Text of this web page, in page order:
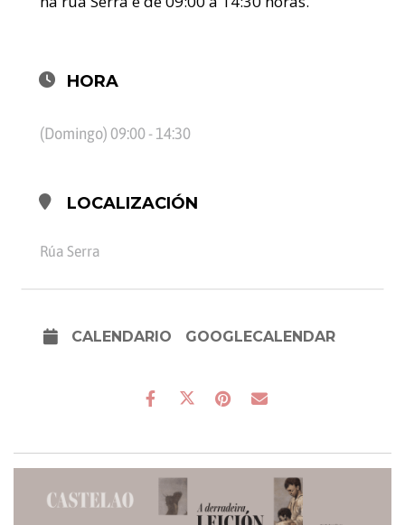
HORA
(Domingo) 09:00 - 14:30
LOCALIZACIÓN
Rúa Serra
CALENDARIO GOOGLECALENDAR